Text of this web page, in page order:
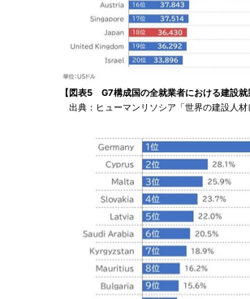
【図表5 G7構成国の全就業者における建設就
出典：ヒューマンリソシア「世界の建設人材